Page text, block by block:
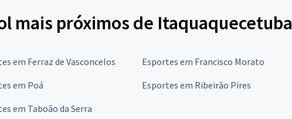
mais próximos de Itaquaquecetuba
em Ferraz de Vasconcelos Esportes em Francisco Morato
em Poá Esportes em Ribeirão Pires
em Taboão da Serra